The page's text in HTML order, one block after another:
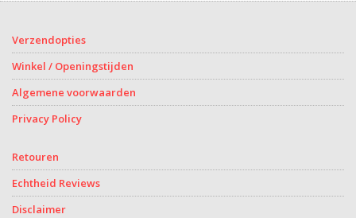
Verzendopties
Winkel / Openingstijden
Algemene voorwaarden
Privacy Policy
Retouren
Echtheid Reviews
Disclaimer